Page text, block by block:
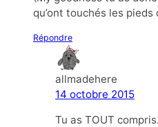
qu’ont touchés les pieds
Répondre
allmadehere
14 octobre 2015
Tu as TOUT compris.